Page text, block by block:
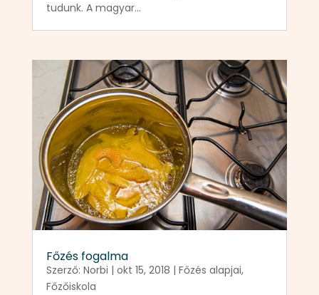
tudunk. A magyar...
Főzés fogalma
Szerző: Norbi | okt 15, 2018 | Főzés alapjai,
Főzőiskola